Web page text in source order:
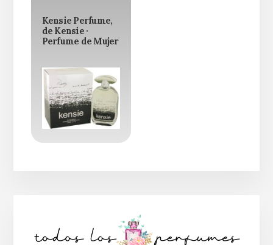
Kensie Perfume,
de Kensie ·
Perfume de Mujer
lateral